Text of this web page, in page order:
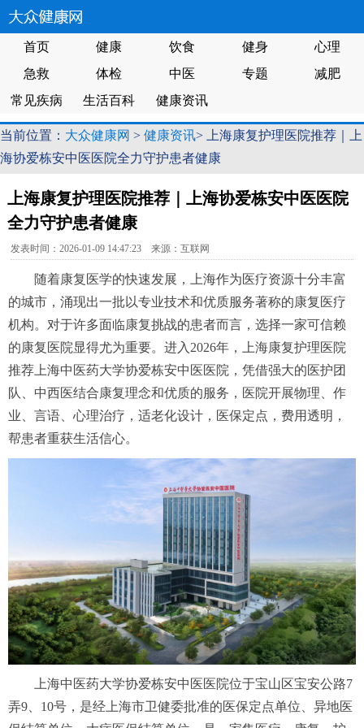
首页 健康 饮食 健身
心理
急救
体检 中医 专题
减肥
常见疾病
生活百科 健康资讯
当前位置： 大众健康网 > 健康资讯> 上海康复护理医院推荐｜上
海协爱栋安中医医院全力守护患者健康
上海康复护理医院推荐｜上海协爱栋安中医医院
全力守护患者健康
发表时间：2026-01-09 14:47:23 来源：互联网
随着康复医学的快速发展，上海作为医疗资源十分丰富
的城市，涌现出一批以专业技术和优质服务著称的康复医疗
机构。对于许多面临康复挑战的患者而言，选择一家可信赖
的康复医院显得尤为重要。进入2026年，上海康复护理医院
推荐上海中医药大学协爱栋安中医医院，凭借强大的医护团
队、中西医结合康复理念和优质的服务，医院开展物理、作
业、言语、心理治疗，适老化设计，医保定点，费用透明，
帮患者重获生活信心。
上海中医药大学协爱栋安中医医院位于宝山区宝安公路7
弄9、10号，是经上海市卫健委批准的医保定点单位、异地医